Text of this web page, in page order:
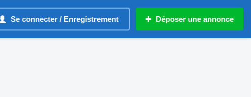
Se connecter / Enregistrement Déposer une annonce